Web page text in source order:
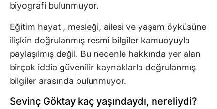
biyografi bulunmuyor.
Eğitim hayatı, mesleği, ailesi ve yaşam öyküsüne
ilişkin doğrulanmış resmi bilgiler kamuoyuyla
paylaşılmış değil. Bu nedenle hakkında yer alan
birçok iddia güvenilir kaynaklarla doğrulanmış
bilgiler arasında bulunmuyor.
Sevinç Göktay kaç yaşındaydı, nereliydi?